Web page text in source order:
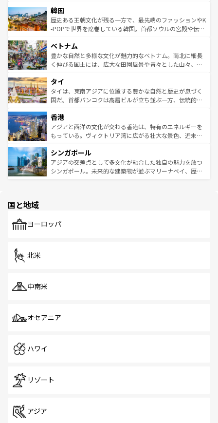
ワイを、存分に味わってほしい。 なお、新着のハワイ情報
はコンテンツ一覧を参照してほしい。
いる。アクティビティも充実しており、サーフィンやダイ
ビング、ハイキングなど、アウトドア好きにはたまらな
い。オーストラリアの多彩な魅力を存分に味わいつくそ
参照してほしい。
ン）、静ひつな山岳地帯である台湾東部など、都市の喧騒
と山間の静けさが共存しており、訪れる人に新しい発見と
驚きをもたらしてくれる。また、奥深い台湾の食文化も魅
容にもいいと評判のスイーツなど、バラエティ豊かな料理
が味わえる。 なお、新着の台湾情報は コンテンツ一覧を参
照してほしい。
韓国
歴史ある王朝文化が残る一方で、最先端のファッションやK
-POPで世界を席巻している韓国。首都ソウルの宮殿や伝統
き、地方に足を延ばせば四季折々の自然美を楽しむことが
できる。そして、キムチや焼肉、絶品のストリートフード
まで、さまざまな韓国料理が待っている。夜には、韓国な
リティに包まれながら、韓国の多彩な魅力を心ゆくまで味
わってみてほしい。 なお、新着の韓国情報はコンテンツ一
覧を参照してほしい。
ベトナム
豊かな自然と多様な文化が魅力的なベトナム。南北に細長
く伸びる国土には、広大な田園風景や青々とした山々、世
急速な発展と共に伝統が息づく。ハノイの古い町並みやホ
ーチミン市のフランス統治時代の建物も、独特の雰囲気を
醸し出している。また、バラエティの豊かさとおいしさで
とつ。フォーやバインミー、ベトナムコーヒーなどは、ぜ
ひ現地で味わいたい。どの地域を訪れてもあたたかい人々
が旅行者を迎えてくれるので、きっと忘れられない旅にな
参照してほしい。
タイ
タイは、東南アジアに位置する豊かな自然と歴史が息づく
国だ。首都バンコクは高層ビルが立ち並ぶ一方、伝統的な
の活気が交差している。北部ではチェンマイなどの山岳地
帯で自然と触れ合い、南部ではプーケットやクラビの美し
いビーチでリゾート気分を楽しむことができる。タイ料理
激する。気候は一年中温暖で、どの季節にも異なる楽しみ
が待っている。親しみやすいタイの人々、仏教を中心とし
た文化、そして多様な観光資源が、訪れる旅人を魅了し続
香港
アジアと西洋の文化が交わる香港は、特有のエネルギーを
もっている。ヴィクトリア湾に広がる壮大な景色、近未来
み、どこを訪れても感動するはず。観光スポットが密集し
ており、効率よく見どころを回れるのも魅力。息をのむよ
うな絶景から文化的な体験まで、香港を存分に楽しみ尽く
シンガポール
アジアの交差点として多文化が融合した独自の魅力を放つ
シンガポール。未来的な建築物が並ぶマリーナベイ、歴史
で、ホーカーズは地元の風情を楽しめる外せないスポット
国と地域
ヨーロッパ
北米
中南米
オセアニア
ハワイ
リゾート
アジア